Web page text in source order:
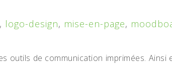
, logo-design, mise-en-page,
outils de communication imprimées. Ainsi